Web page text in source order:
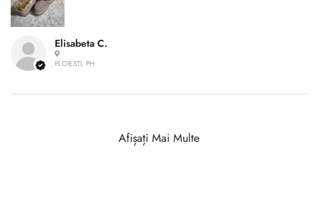
Elisabeta C.
PLOIESTI, PH
Afișați Mai Multe